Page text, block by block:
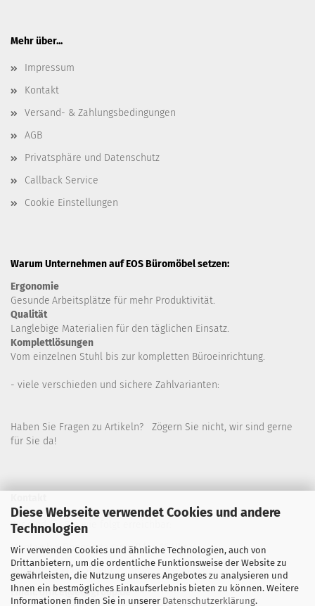
Diese Webseite verwendet Cookies und andere
Technologien
Wir verwenden Cookies und ähnliche Technologien, auch von
Drittanbietern, um die ordentliche Funktionsweise der Website zu
gewährleisten, die Nutzung unseres Angebotes zu analysieren und
Ihnen ein bestmögliches Einkaufserlebnis bieten zu können. Weitere
Informationen finden Sie in unserer Datenschutzerklärung.
Mehr über...
Impressum
Kontakt
Versand- & Zahlungsbedingungen
AGB
Privatsphäre und Datenschutz
Callback Service
Cookie Einstellungen
Warum Unternehmen auf EOS Büromöbel setzen:
Ergonomie
Gesunde Arbeitsplätze für mehr Produktivität.
Qualität
Langlebige Materialien für den täglichen Einsatz.
Komplettlösungen
Vom einzelnen Stuhl bis zur kompletten Büroeinrichtung.
- viele verschieden und sichere Zahlvarianten:
Haben Sie Fragen zu Artikeln? Zögern Sie nicht, wir sind gerne
für Sie da!
Wir sind für Sie wie folgt erreichbar:
Montag bis Donnerstag von 9 bis 16 Uhr
Telefon: 02445-8517300
Email: office@eosgroup.de